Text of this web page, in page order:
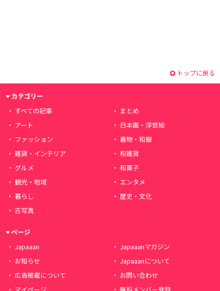
トップに戻る
カテゴリー
すべての記事
まとめ
アート
日本画・浮世絵
ファッション
着物・和服
雑貨・インテリア
和雑貨
グルメ
和菓子
観光・地域
エンタメ
暮らし
歴史・文化
古写真
ページ
Japaaan
Japaaanマガジン
お知らせ
Japaaanについて
広告掲載について
お問い合わせ